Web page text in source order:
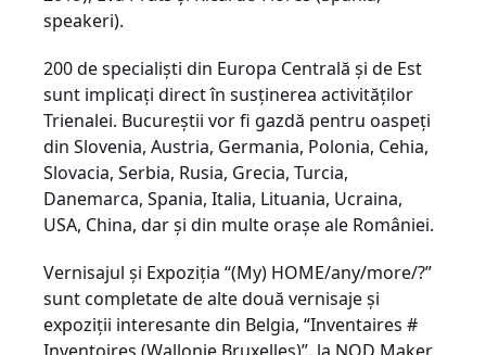
speakeri).
200 de specialiști din Europa Centrală și de Est
sunt implicați direct în susținerea activităților
Trienalei. Bucureștii vor fi gazdă pentru oaspeți
din Slovenia, Austria, Germania, Polonia, Cehia,
Slovacia, Serbia, Rusia, Grecia, Turcia,
Danemarca, Spania, Italia, Lituania, Ucraina,
USA, China, dar și din multe orașe ale României.
Vernisajul și Expoziția “(My) HOME/any/more/?”
sunt completate de alte două vernisaje și
expoziții interesante din Belgia, “Inventaires #